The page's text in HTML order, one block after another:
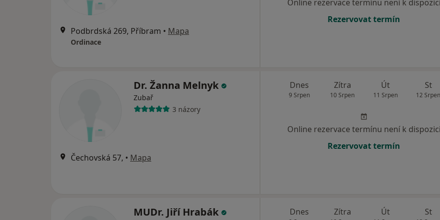
Podbrdská 269, Příbram • Mapa
Ordinace
Online rezervace termínu není k dispozici
Rezervovat termín
Dr. Žanna Melnyk
Zubař
3 názory
Čechovská 57, • Mapa
Dnes
9 Srpen
Zítra
10 Srpen
Út
11 Srpen
St
12 Srpen
Online rezervace termínu není k dispozici
Rezervovat termín
MUDr. Jiří Hrabák Dnes Zítra Út St